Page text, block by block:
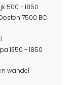
500 - 1850
7500 BC
1350 - 1850
wandel